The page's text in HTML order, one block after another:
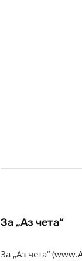
За „Аз чета“
За „Аз чета“